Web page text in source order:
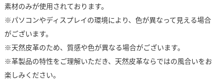
素材のみが使用されております。
※パソコンやディスプレイの環境により、色が異なって見える場合
がございます。
※天然皮革のため、質感や色が異なる場合がございます。
※革製品の特性をご理解いただき、天然皮革ならではの風合いをお
楽しみください。